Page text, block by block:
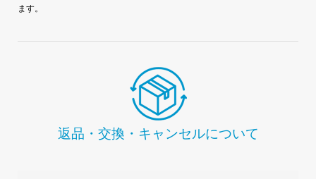
ます。
返品・交換・キャンセルについて